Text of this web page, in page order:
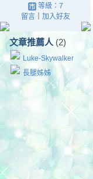
等級：7
留言｜ 加入好友
文章推薦人 (2)
Luke-Skywalker
長腿姊姊